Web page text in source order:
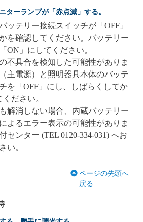
ターランプが「赤点滅」する。
ッテリー接続スイッチが「OFF」
を確認してください。バッテリー
ON」にしてください。
不具合を検知した可能性がありま
主電源）と照明器具本体のバッテ
を「OFF」にし、しばらくしてか
ださい。
解消しない場合、内蔵バッテリー
よるエラー表示の可能性がありま
センター (TEL 0120-334-031) へお
い。
ページの先頭へ
戻る